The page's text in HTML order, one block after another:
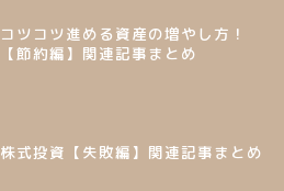
コツコツ進める資産の増やし方！
【節約編】関連記事まとめ
株式投資【失敗編】関連記事まとめ